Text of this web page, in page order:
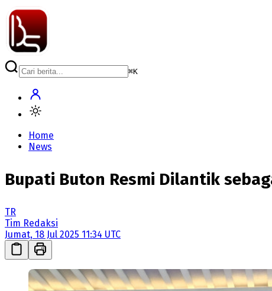
⌘K
Home
News
Bupati Buton Resmi Dilantik
TR
Tim Redaksi
Jumat, 18 Jul 2025 11:34 UTC